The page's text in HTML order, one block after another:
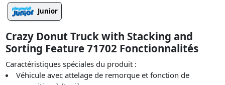
Junior
Crazy Donut Truck with Stacking and
Sorting Feature 71702 Fonctionnalités
Caractéristiques spéciales du produit :
Véhicule avec attelage de remorque et fonction de